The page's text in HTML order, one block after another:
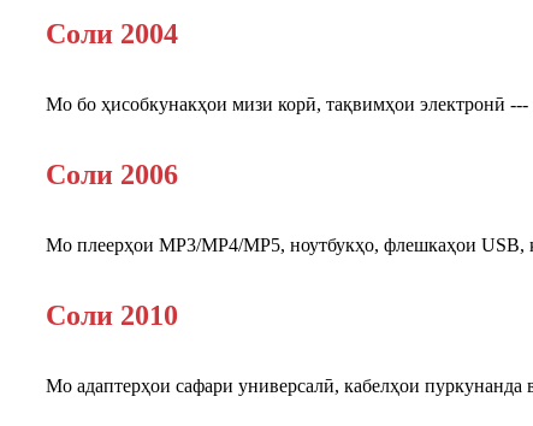
Соли 2004
Мо бо ҳисобкунакҳои мизи корӣ, тақвимҳои электронӣ
Соли 2006
Мо плеерҳои MP3/MP4/MP5, ноутбукҳо, флешкаҳои USB,
Соли 2010
Мо адаптерҳои сафари универсалӣ, кабелҳои